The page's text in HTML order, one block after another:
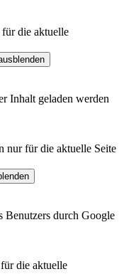
die aktuelle
Inhalt geladen werden
nur für die aktuelle Seite
Benutzers durch Google
die aktuelle